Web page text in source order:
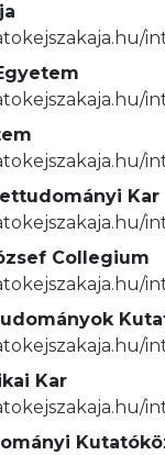
Kar
Collegium
Kar